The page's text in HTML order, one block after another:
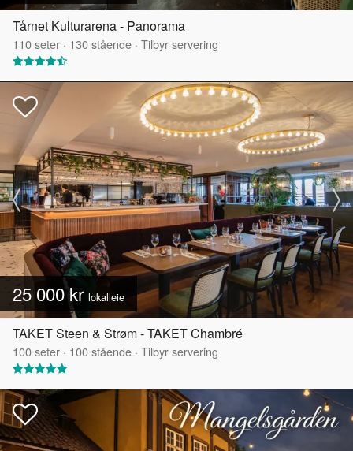
Tårnet Kulturarena - Panorama
110seter · 130stående · Tilbyr servering
25 000 kr lokalleie
TAKET Steen & Strøm - TAKET Chambré
100seter · 100stående · Tilbyr servering